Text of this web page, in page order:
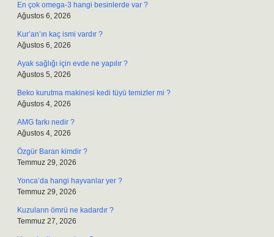
En çok omega-3 hangi besinlerde var ?
Ağustos 6, 2026
Kur’an’ın kaç ismi vardır ?
Ağustos 6, 2026
Ayak sağlığı için evde ne yapılır ?
Ağustos 5, 2026
Beko kurutma makinesi kedi tüyü temizler mi ?
Ağustos 4, 2026
AMG farkı nedir ?
Ağustos 4, 2026
Özgür Baran kimdir ?
Temmuz 29, 2026
Yonca’da hangi hayvanlar yer ?
Temmuz 29, 2026
Kuzuların ömrü ne kadardır ?
Temmuz 27, 2026